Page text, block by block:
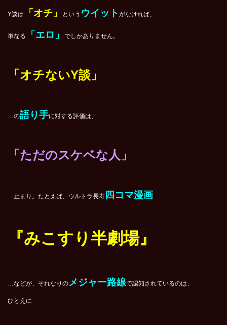
Y談は 「オチ」 という ウイット がなければ、
単なる 「エロ」 でしかありません。
「オチないY談」
…の語り手に対する評価は、
「ただのスケベな人」
…止まり。たとえば、ウルトラ長寿 四コマ漫画
『みこすり半劇場』
…などが、それなりのメジャー路線で認知されているのは、
ひとえに